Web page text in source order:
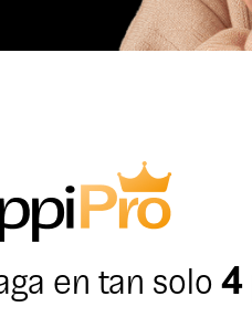
en tan solo4